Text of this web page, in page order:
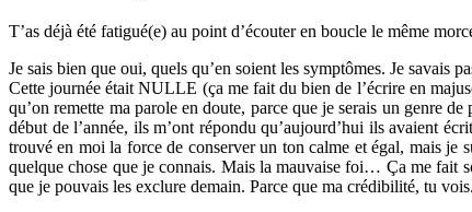
T’as déjà été fatigué(e) au point d’écouter en boucle le même
Je sais bien que oui, quels qu’en soient les symptômes. Je savais
Cette journée était NULLE (ça me fait du bien de l’écrire en
qu’on remette ma parole en doute, parce que je serais un genre
début de l’année, ils m’ont répondu qu’aujourd’hui ils avaient
trouvé en moi la force de conserver un ton calme et égal, mais je
quelque chose que je connais. Mais la mauvaise foi… Ça me fait
que je pouvais les exclure demain. Parce que ma crédibilité, tu vois.